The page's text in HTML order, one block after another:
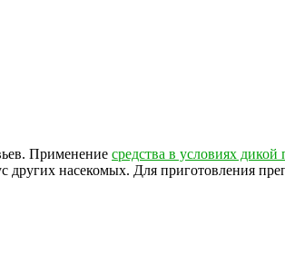
Применение средства в условиях
насекомых. Для приготовления